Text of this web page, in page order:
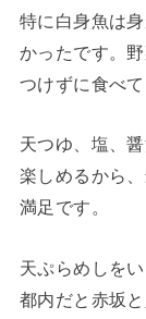
特に白身魚は
かったです。
つけずに食べ
天つゆ、塩、
楽しめるから
満足です。
天ぷらめしを
都内だと赤坂